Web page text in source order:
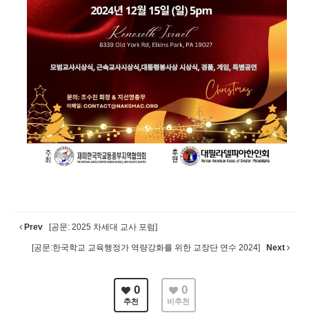
Prev [공문: 2025 차세대 교사 포럼]
[공문:한국학교 교육행정가 역량강화를 위한 교장단 연수 2024] Next
0
추천
0
비추천